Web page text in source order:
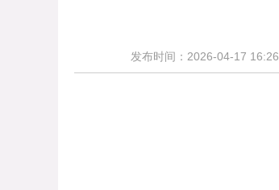
发布时间：2026-04-17 16:26